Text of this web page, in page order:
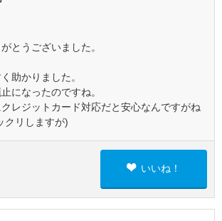
とうございました。
助かりました。
になったのですね。
レジットカード対応だと安心なんですがね
クリしますが)
いいね！